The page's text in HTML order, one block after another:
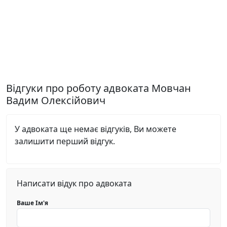
Відгуки про роботу адвоката Мовчан
Вадим Олексійович
У адвоката ще немає відгуків, Ви можете
залишити перший відгук.
Написати відук про адвоката
Ваше Ім'я